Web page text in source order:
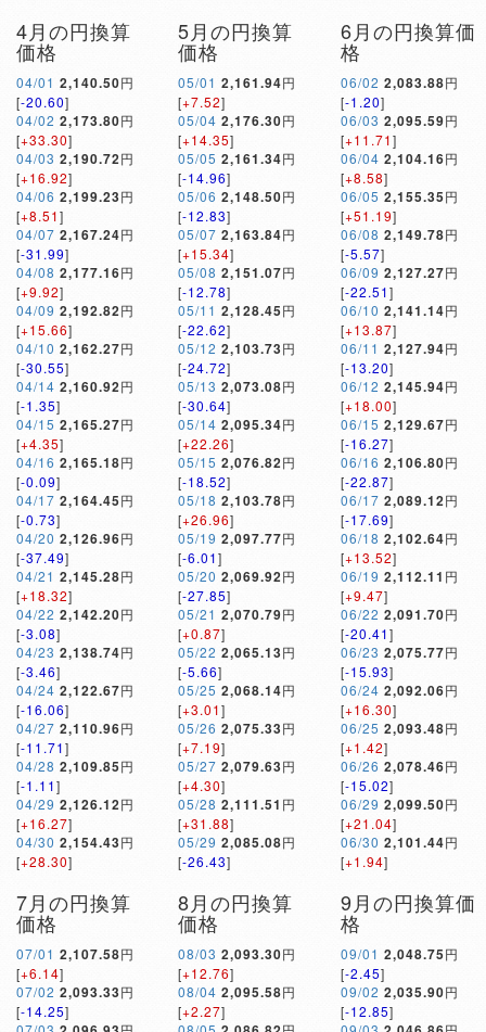
4月の円換算
価格
04/01 2,140.50円
[-20.60]
04/02 2,173.80円
[+33.30]
04/03 2,190.72円
[+16.92]
04/06 2,199.23円
[+8.51]
04/07 2,167.24円
[-31.99]
04/08 2,177.16円
[+9.92]
04/09 2,192.82円
[+15.66]
04/10 2,162.27円
[-30.55]
04/14 2,160.92円
[-1.35]
04/15 2,165.27円
[+4.35]
04/16 2,165.18円
[-0.09]
04/17 2,164.45円
[-0.73]
04/20 2,126.96円
[-37.49]
04/21 2,145.28円
[+18.32]
04/22 2,142.20円
[-3.08]
04/23 2,138.74円
[-3.46]
04/24 2,122.67円
[-16.06]
04/27 2,110.96円
[-11.71]
04/28 2,109.85円
[-1.11]
04/29 2,126.12円
[+16.27]
04/30 2,154.43円
[+28.30]
5月の円換算
価格
05/01 2,161.94円
[+7.52]
05/04 2,176.30円
[+14.35]
05/05 2,161.34円
[-14.96]
05/06 2,148.50円
[-12.83]
05/07 2,163.84円
[+15.34]
05/08 2,151.07円
[-12.78]
05/11 2,128.45円
[-22.62]
05/12 2,103.73円
[-24.72]
05/13 2,073.08円
[-30.64]
05/14 2,095.34円
[+22.26]
05/15 2,076.82円
[-18.52]
05/18 2,103.78円
[+26.96]
05/19 2,097.77円
[-6.01]
05/20 2,069.92円
[-27.85]
05/21 2,070.79円
[+0.87]
05/22 2,065.13円
[-5.66]
05/25 2,068.14円
[+3.01]
05/26 2,075.33円
[+7.19]
05/27 2,079.63円
[+4.30]
05/28 2,111.51 円
[+31.88]
05/29 2,085.08円
[-26.43]
6月の円換算価
格
06/02 2,083.88円
[-1.20]
06/03 2,095.59円
[+11.71]
06/04 2,104.16円
[+8.58]
06/05 2,155.35円
[+51.19]
06/08 2,149.78円
[-5.57]
06/09 2,127.27円
[-22.51]
06/10 2,141.14円
[+13.87]
06/11 2,127.94円
[-13.20]
06/12 2,145.94円
[+18.00]
06/15 2,129.67円
[-16.27]
06/16 2,106.80円
[-22.87]
06/17 2,089.12円
[-17.69]
06/18 2,102.64円
[+13.52]
06/19 2,112.11 円
[+9.47]
06/22 2,091.70円
[-20.41]
06/23 2,075.77円
[-15.93]
06/24 2,092.06円
[+16.30]
06/25 2,093.48円
[+1.42]
06/26 2,078.46円
[-15.02]
06/29 2,099.50円
[+21.04]
06/30 2,101.44円
[+1.94]
7月の円換算
価格
07/01 2,107.58円
[+6.14]
07/02 2,093.33円
[-14.25]
8月の円換算
価格
08/03 2,093.30円
[+12.76]
08/04 2,095.58円
[+2.27]
9月の円換算価
格
09/01 2,048.75円
[-2.45]
09/02 2,035.90円
[-12.85]